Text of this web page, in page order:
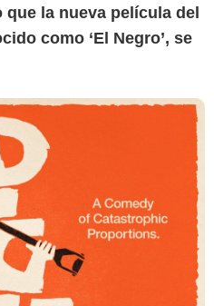
la nueva película del
como ‘El Negro’, se